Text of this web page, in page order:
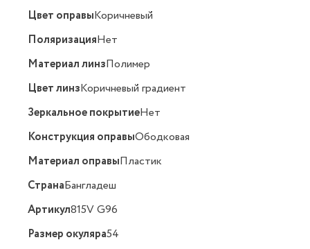
Цвет оправыКоричневый
ПоляризацияНет
Материал линзПолимер
Цвет линзКоричневый градиент
Зеркальное покрытиеНет
Конструкция оправыОбодковая
Материал оправыПластик
СтранаБангладеш
Артикул815V G96
Размер окуляра54